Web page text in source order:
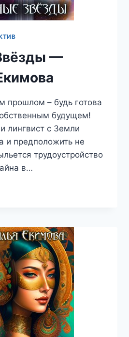
—
прошлом – будь готова
будущем!
лингвист с Земли
и предположить не
трудоустройство
в…